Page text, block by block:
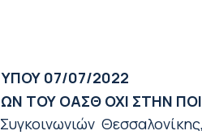
07/07/2022
ΤΟΥ ΟΑΣΘ ΟΧΙ ΣΤΗΝ
Θεσσαλονίκης,